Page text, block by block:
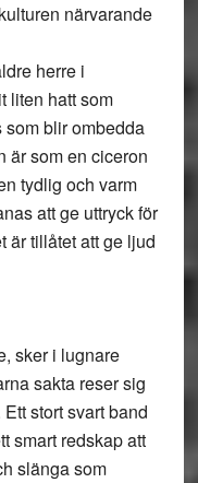
närvarande
herre i
liten hatt som
blir ombedda
är som en ciceron
tydlig och varm
att ge uttryck för
är tillåtet att ge ljud
sker i lugnare
sakta reser sig
stort svart band
smart redskap att
slänga som